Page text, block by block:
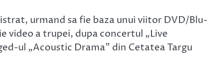
urmand sa fie baza unui viitor DVD/Blu-
video a trupei, dupa concertul „Live
ul „Acoustic Drama” din Cetatea Targu